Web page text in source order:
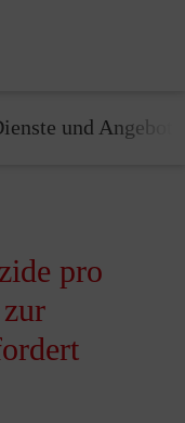
und Angebote
pro